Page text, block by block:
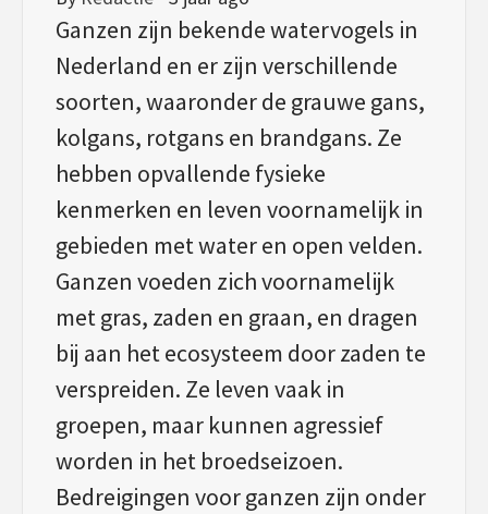
Ganzen zijn bekende watervogels in
Nederland en er zijn verschillende
soorten, waaronder de grauwe gans,
kolgans, rotgans en brandgans. Ze
hebben opvallende fysieke
kenmerken en leven voornamelijk in
gebieden met water en open velden.
Ganzen voeden zich voornamelijk
met gras, zaden en graan, en dragen
bij aan het ecosysteem door zaden te
verspreiden. Ze leven vaak in
groepen, maar kunnen agressief
worden in het broedseizoen.
Bedreigingen voor ganzen zijn onder